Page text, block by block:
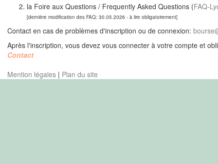
la Foire aux Questions / Frequently Asked Questions (FAQ-
[dernière modification des FAQ: 30.05.2026 - à lire obligatoirement]
Contact en cas de problèmes d'inscription ou de connexion:
Après l'inscription, vous devez vous connecter à votre compte et
Contact
Mention légales | Plan du site